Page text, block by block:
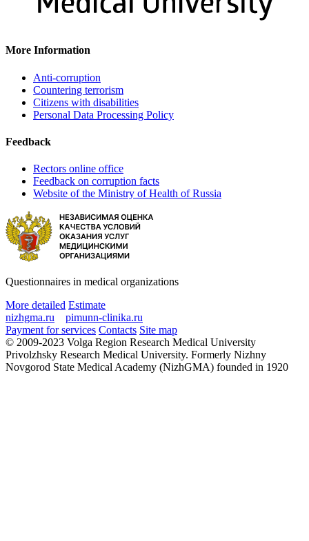
More Information
Anti-corruption
Countering terrorism
Citizens with disabilities
Personal Data Processing Policy
Feedback
Rectors online office
Feedback on corruption facts
Website of the Ministry of Health of Russia
Questionnaires in medical organizations
More detailed Estimate
nizhgma.ru
pimunn-clinika.ru
Payment for services Contacts Site map
© 2009-2023 Volga Region Research Medical University
Privolzhsky Research Medical University. Formerly Nizhny
Novgorod State Medical Academy (NizhGMA) founded in 1920